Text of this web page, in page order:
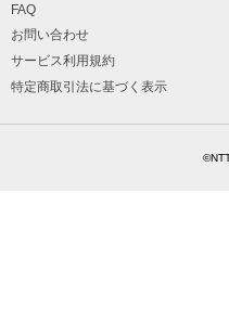
FAQ
お問い合わせ
サービス利用規約
特定商取引法に基づく表示